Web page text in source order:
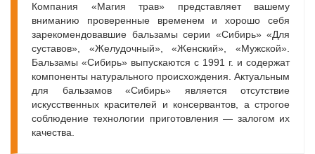
Компания «Магия трав» представляет вашему
вниманию проверенные временем и хорошо себя
зарекомендовавшие бальзамы серии «Сибирь» «Для
суставов», «Желудочный», «Женский», «Мужской».
Бальзамы «Сибирь» выпускаются с 1991 г. и содержат
компоненты натурального происхождения. Актуальным
для бальзамов «Сибирь» является отсутствие
искусственных красителей и консервантов, а строгое
соблюдение технологии приготовления — залогом их
качества.